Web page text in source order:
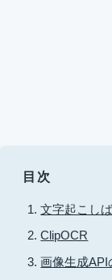
目次
文字起こし
ClipOCR
画像生成